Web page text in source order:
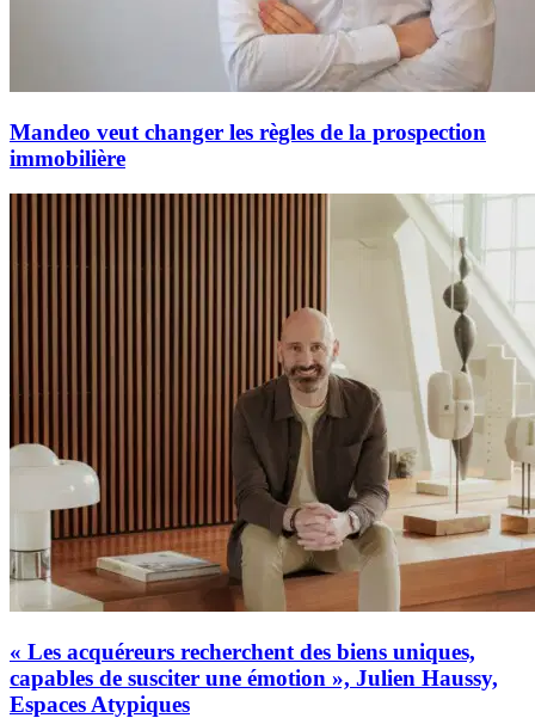
Mandeo veut changer les règles de la prospection
immobilière
« Les acquéreurs recherchent des biens uniques,
capables de susciter une émotion », Julien Haussy,
Espaces Atypiques